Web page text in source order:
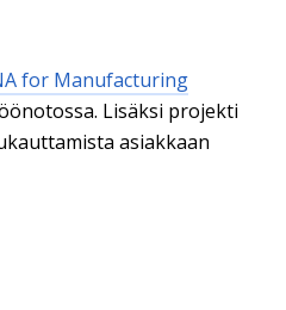
for Manufacturing
Lisäksi projekti
asiakkaan